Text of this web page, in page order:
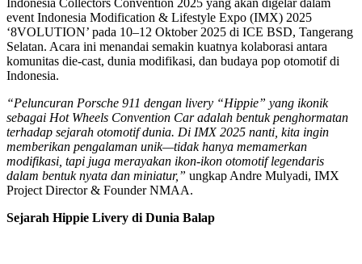
event Indonesia Modification & Lifestyle Expo (IMX) 2025
‘8VOLUTION’ pada 10–12 Oktober 2025 di ICE BSD, Tangerang
Selatan. Acara ini menandai semakin kuatnya kolaborasi antara
komunitas die-cast, dunia modifikasi, dan budaya pop otomotif di
Indonesia.
“Peluncuran Porsche 911 dengan livery “Hippie” yang ikonik
sebagai Hot Wheels Convention Car adalah bentuk penghormatan
terhadap sejarah otomotif dunia. Di IMX 2025 nanti, kita ingin
memberikan pengalaman unik—tidak hanya memamerkan
modifikasi, tapi juga merayakan ikon-ikon otomotif legendaris
dalam bentuk nyata dan miniatur,” ungkap Andre Mulyadi, IMX
Project Director & Founder NMAA.
Sejarah Hippie Livery di Dunia Balap